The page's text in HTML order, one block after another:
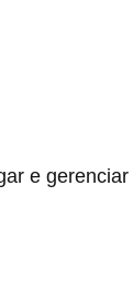
e gerenciar